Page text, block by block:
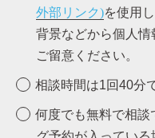
外部リンク)を使用し
背景などから個人
ご留意ください。
相談時間は1回40分
何度でも無料で相談